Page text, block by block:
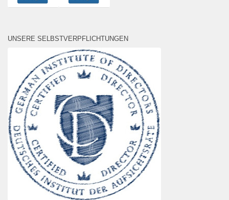
UNSERE SELBSTVERPFLICHTUNGEN